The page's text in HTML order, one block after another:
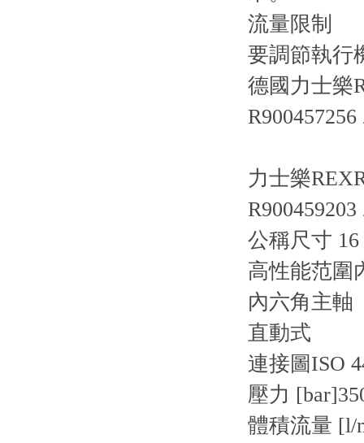
流量限制
要調節執行
德國力士樂
R900457256
力士樂
R900459203
公稱尺寸
高性能范圍
內六角主軸
直動式
連接圖ISO
壓力 [bar]
體積流量 [l/